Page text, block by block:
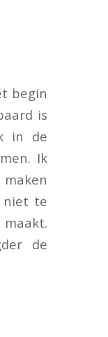
begin
is
in de
Ik
niet te
de